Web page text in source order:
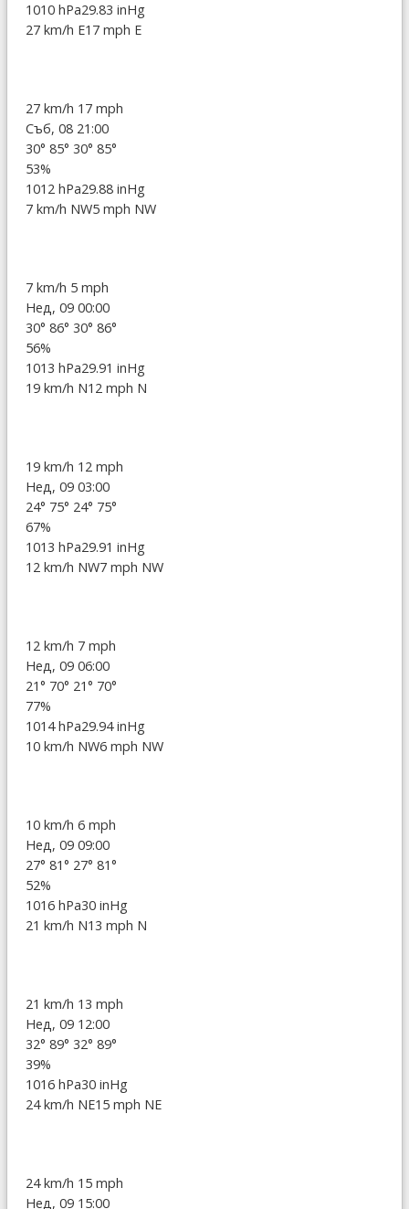
1010 hPa29.83 inHg
27 km/h E17 mph E
27 km/h 17 mph
Съб, 08 21:00
30° 85° 30° 85°
53%
1012 hPa29.88 inHg
7 km/h NW5 mph NW
7 km/h 5 mph
Нед, 09 00:00
30° 86° 30° 86°
56%
1013 hPa29.91 inHg
19 km/h N12 mph N
19 km/h 12 mph
Нед, 09 03:00
24° 75° 24° 75°
67%
1013 hPa29.91 inHg
12 km/h NW7 mph NW
12 km/h 7 mph
Нед, 09 06:00
21° 70° 21° 70°
77%
1014 hPa29.94 inHg
10 km/h NW6 mph NW
10 km/h 6 mph
Нед, 09 09:00
27° 81° 27° 81°
52%
1016 hPa30 inHg
21 km/h N13 mph N
21 km/h 13 mph
Нед, 09 12:00
32° 89° 32° 89°
39%
1016 hPa30 inHg
24 km/h NE15 mph NE
24 km/h 15 mph
Нед, 09 15:00